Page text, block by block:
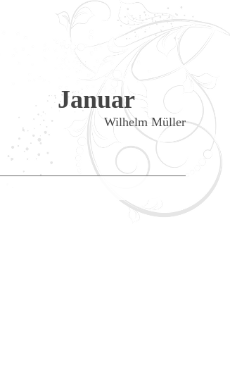
Januar
Wilhelm Müller